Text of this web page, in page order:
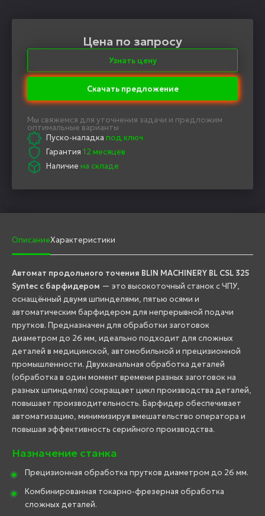
Цена по запросу
Узнать цену
Скачать предложение
Мы свяжемся для уточнения задачи и предложим
оптимальные варианты
Пуско-наладка под ключ
Гарантия 12 месяцев
Наличие на складе
ОписаниеХарактеристики
Автомат продольного точения BLIN MACHINERY BL CSL 325
Syntec с барфидером — это высокоточный станок с ЧПУ,
оснащённый двумя шпинделями, пятью осями и
автоматическим барфидером для непрерывной подачи
прутков. Предназначен для обработки заготовок
диаметром до 26 мм, идеально подходит для сложных
деталей в медицинской, автомобильной и прецизионной
промышленности. Двухканальная обработка деталей
(обработка в один момент времени разных заготовок на
разных шпинделях) сокращает цикл производства деталей,
повышает производительность. Барфидер обеспечивает
автоматизацию, минимизируя вмешательство оператора и
повышая эффективность серийного производства.
Назначение станка
Прецизионная обработка прутков диаметром до 26 мм.
Комбинированная токарно-фрезерная обработка
сложных деталей.